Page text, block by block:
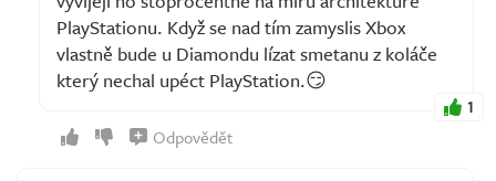
PlayStationu. Když se nad tím zamyslis Xbox
vlastně bude u Diamondu lízat smetanu z koláče
který nechal upéct PlayStation.😏
1
Odpovědět